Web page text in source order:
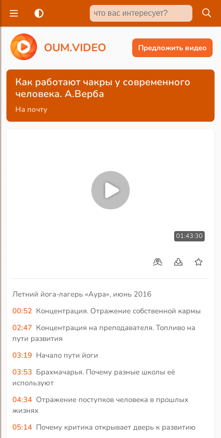
OUM.VIDEO Предложить видео
Как работают чакры у современного
человека. А.Верба
На почту
01:43:30
Летний йога-лагерь «Аура», июнь 2016
00:52 Концентрация. Отражение собственной кармы
02:47 Концентрация на преподавателя. Топливо на
пути развития
03:19 Начало пути йоги
03:53 Брахмачарья. Почему разные школы её
используют
04:34 Отражение поступков человека в прошлых
жизнях
05:14 Почему критика открывает дверь к развитию